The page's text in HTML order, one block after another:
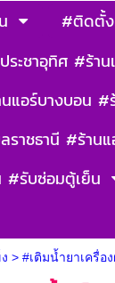
#ติดตั้
ระชาอุทิศ #ร้า
แอร์บางบอน #
ราชธานี #ร้าน
#รับซ่อมตู้เย็น
> #เติมน้ำยาเครื่อ